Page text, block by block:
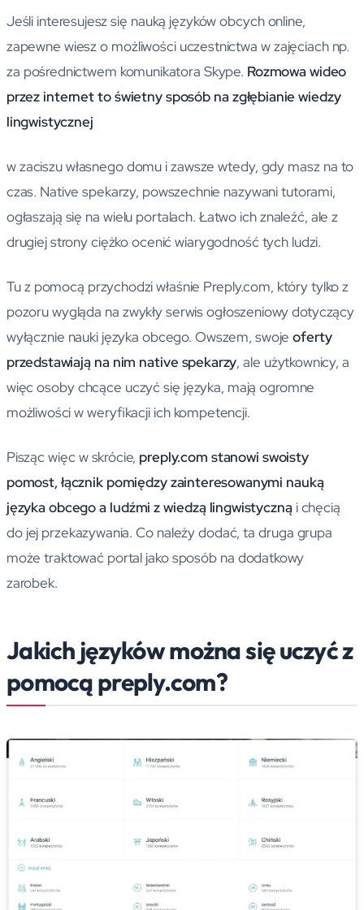
Jeśli interesujesz się nauką języków obcych online,
zapewne wiesz o możliwości uczestnictwa w zajęciach np.
za pośrednictwem komunikatora Skype. Rozmowa wideo
przez internet to świetny sposób na zgłębianie wiedzy
lingwistycznej
w zaciszu własnego domu i zawsze wtedy, gdy masz na to
czas. Native spekarzy, powszechnie nazywani tutorami,
ogłaszają się na wielu portalach. Łatwo ich znaleźć, ale z
drugiej strony ciężko ocenić wiarygodność tych ludzi.
Tu z pomocą przychodzi właśnie Preply.com, który tylko z
pozoru wygląda na zwykły serwis ogłoszeniowy dotyczący
wyłącznie nauki języka obcego. Owszem, swojeoferty
przedstawiają na nim native spekarzy, ale użytkownicy, a
więc osoby chcące uczyć się języka, mają ogromne
możliwości w weryfikacji ich kompetencji.
Pisząc więc w skrócie, preply.com stanowi swoisty
pomost, łącznik pomiędzy zainteresowanymi nauką
języka obcego a ludźmi z wiedzą lingwistyczną i chęcią
do jej przekazywania. Co należy dodać, ta druga grupa
może traktować portal jako sposób na dodatkowy
zarobek.
Jakich języków można się uczyć z
pomocą preply.com?